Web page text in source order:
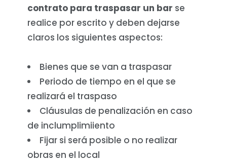
contrato para traspasar un bar se
realice por escrito y deben dejarse
claros los siguientes aspectos:
Bienes que se van a traspasar
Periodo de tiempo en el que se
realizará el traspaso
Cláusulas de penalización en caso
de inclumplimiiento
Fijar si será posible o no realizar
obras en el local